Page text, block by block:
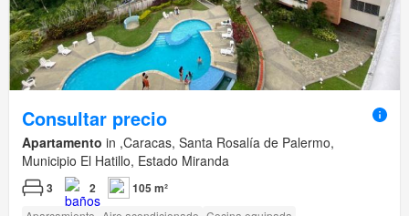
Consultar precio
Apartamento in ,Caracas, Santa Rosalía de Palermo,
Municipio El Hatillo, Estado Miranda
3 2 105 m²